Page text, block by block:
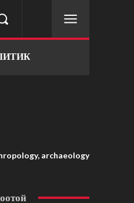
archaeology